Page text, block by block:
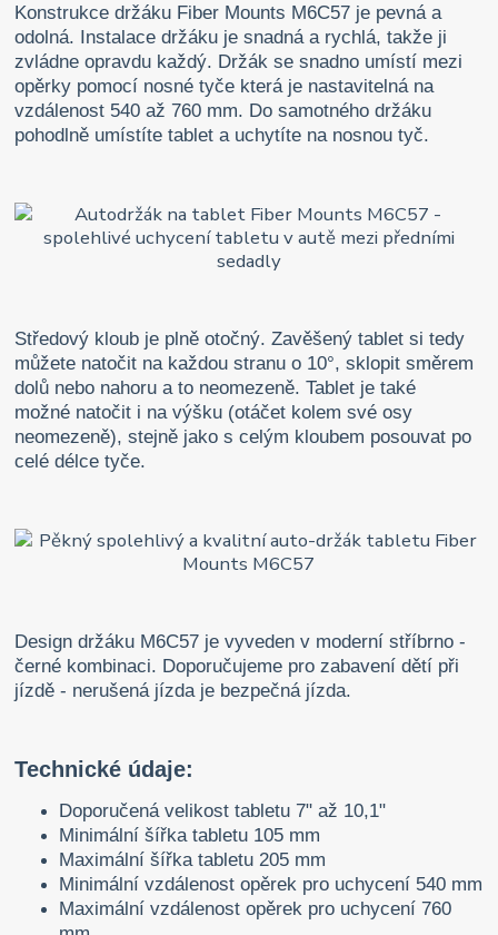
Konstrukce držáku Fiber Mounts M6C57 je pevná a
odolná. Instalace držáku je snadná a rychlá, takže ji
zvládne opravdu každý. Držák se snadno umístí mezi
opěrky pomocí nosné tyče která je nastavitelná na
vzdálenost 540 až 760 mm. Do samotného držáku
pohodlně umístíte tablet a uchytíte na nosnou tyč.
Středový kloub je plně otočný. Zavěšený tablet si tedy
můžete natočit na každou stranu o 10°, sklopit směrem
dolů nebo nahoru a to neomezeně. Tablet je také
možné natočit i na výšku (otáčet kolem své osy
neomezeně), stejně jako s celým kloubem posouvat po
celé délce tyče.
Design držáku M6C57 je vyveden v moderní stříbrno -
černé kombinaci. Doporučujeme pro zabavení dětí při
jízdě - nerušená jízda je bezpečná jízda.
Technické údaje:
Doporučená velikost tabletu 7" až 10,1"
Minimální šířka tabletu 105 mm
Maximální šířka tabletu 205 mm
Minimální vzdálenost opěrek pro uchycení 540 mm
Maximální vzdálenost opěrek pro uchycení 760